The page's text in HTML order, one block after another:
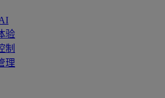
验
制
理